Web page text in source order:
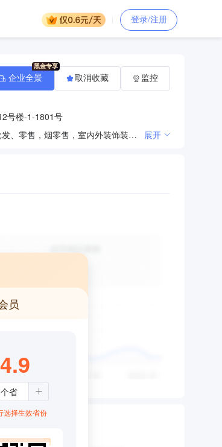
登录/注册
号楼-1-1801号
建筑材料、装饰装潢材料、五金机电、土产日杂、日用百货、酒类、副食、饮料、农副产品、预包装食品、散装食品批发、零售，烟零售，室内外装饰装潢，园林绿化，土石方工程施工，钢结构、市政、环境、消防、安防、水防、建筑工程施工，清洁服务，门窗加工，水电、监控系统安装，机电维修，户外广告制作、安装，代理、设计、制作、发布国内各类广告，电脑图文设计、制作，美术设计、制作，包装装潢设计，平面设计；企业营销、形象策划，商品展览展示服务，演出、礼仪、婚庆策划，文化艺术交流策划，大型会议策划，办公用品、文化用品、劳保用品、电脑耗材、计算机、软件及辅助设备、通讯设备、电子元器件、工艺品、电子产品、机械设备批发零售，电子设备、舞台设备租赁，LED显示屏出租、销售、维修，防水防腐保温工程施工，办公服务，机电设备安装，给排水工程施工，公路工程施工；管道维修、疏通及清运；水电安装服务；物业管理；垃圾清运及处理服务。 展开
企业全景 取消收藏 监控
员
选择生效省份